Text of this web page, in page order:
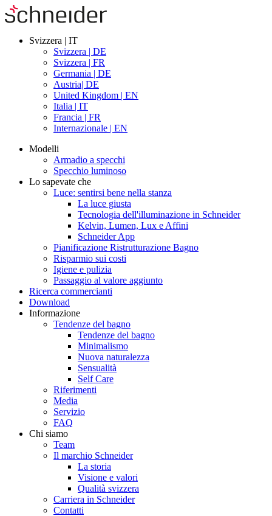
Svizzera | IT
Svizzera | DE
Svizzera | FR
Germania | DE
Austria| DE
United Kingdom | EN
Italia | IT
Francia | FR
Internazionale | EN
Modelli
Armadio a specchi
Specchio luminoso
Lo sapevate che
Luce: sentirsi bene nella stanza
La luce giusta
Tecnologia dell'illuminazione in Schneider
Kelvin, Lumen, Lux e Affini
Schneider App
Pianificazione Ristrutturazione Bagno
Risparmio sui costi
Igiene e pulizia
Passaggio al valore aggiunto
Ricerca commercianti
Download
Informazione
Tendenze del bagno
Tendenze del bagno
Minimalismo
Nuova naturalezza
Sensualità
Self Care
Riferimenti
Media
Servizio
FAQ
Chi siamo
Team
Il marchio Schneider
La storia
Visione e valori
Qualità svizzera
Carriera in Schneider
Contatti